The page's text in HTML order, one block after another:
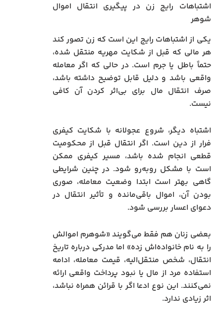
اشتباهات رایج زن در پیگیری انتقال اموال
شوهر
یکی از اشتباهات رایج این است که زن تصور کند
هر مالی که قبل از شکایت مهریه منتقل شده،
حتماً باطل یا جرم است. در حالی که اگر معامله
واقعی باشد و دلیل قابل توضیح داشته باشد،
صرف انتقال مال برای بی‌اثر کردن آن کافی
نیست.
اشتباه دیگر، شروع عجولانه با شکایت کیفری
فرار از دین است. اگر انتقال قبل از محکومیت
قطعی انجام شده باشد، مسیر کیفری ممکن
است با مشکل روبه‌رو شود. در چنین شرایطی
گاهی بهتر است ابتدا وضعیت معامله، صوری
بودن آن، اموال باقی‌مانده و تأثیر انتقال در
دعوای اعسار بررسی شود.
بعضی زنان هم فقط می‌گویند «شوهرم اموالش
را به نام خانواده‌اش زده» اما مدرکی درباره تاریخ
انتقال، شخص منتقل‌الیه، قیمت معامله، ادامه
استفاده مرد از مال یا نبود پرداخت واقعی ارائه
نمی‌کنند. این نوع ادعا اگر با قرائن همراه نباشد،
اثر زیادی ندارد.